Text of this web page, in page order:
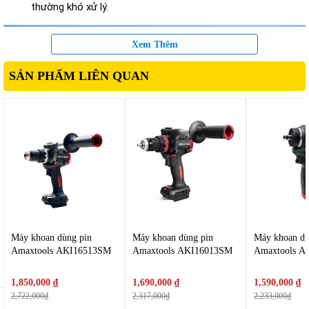
thường khó xử lý.
Xem Thêm
SẢN PHẨM LIÊN QUAN
Máy khoan dùng pin
Amaxtools AKI16513SM
1,850,000 ₫
2,722,000₫
Máy khoan dùng pin
Amaxtools AKI16013SM
1,690,000 ₫
2,317,000₫
Máy khoan
Amaxtools
1,590,000 ₫
2,233,000₫